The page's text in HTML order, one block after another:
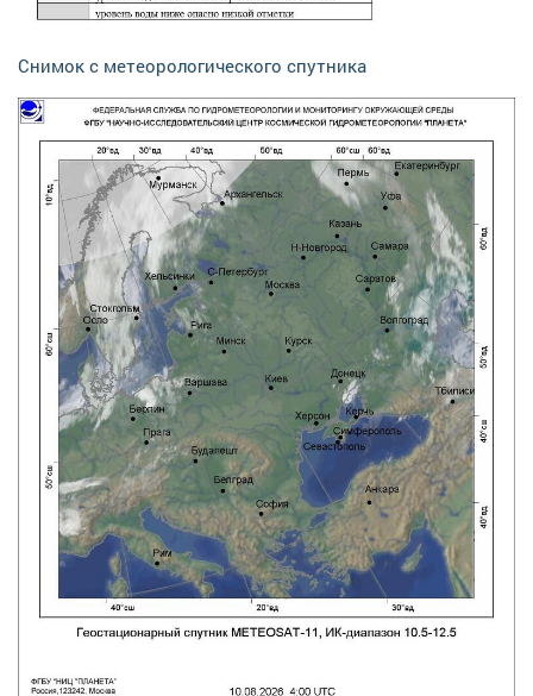
Снимок с метеорологического спутника